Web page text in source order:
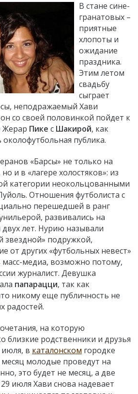
В стане сине-
гранатовых –
приятные
хлопоты и
ожидание
праздника.
Этим летом
свадьбу
сыграет
неподражаемый Хави
со своей половинкой пойдет к
Жерар Пике с Шакирой, как
околофутбольная публика.
«Барсы» не только на
и в «лагере холостяков»: из
категории неокольцованными
Отношения футболиста с
перешедшей в ранг
развивались на
лет. Нурию называли
звездной» подружкой,
от других «футбольных невест»
масс-медиа, возможно потому,
журналист. Девушка
папарацци, так как
никому еще публичность не
радостей.
на которую
близкие родственники и друзья
июля, в каталонском городке
молодые проведут на
это будет не месяц, а две
июля Хави снова надевает